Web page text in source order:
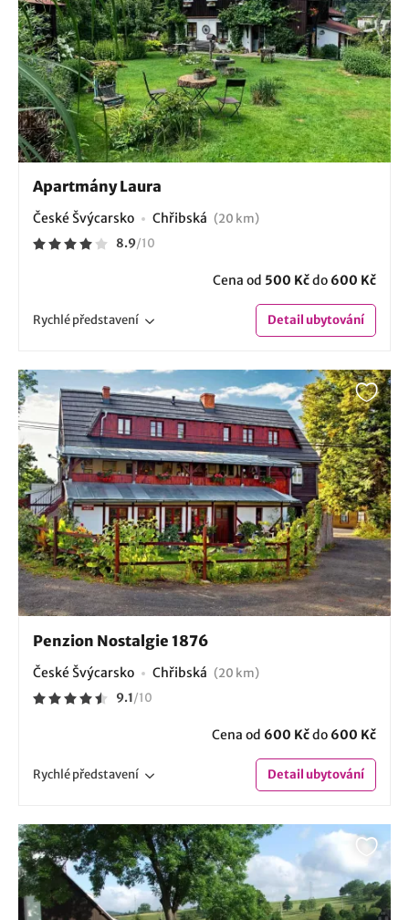
Apartmány Laura
České Švýcarsko Chřibská (20 km)
8.9/10
Cena od 500 Kčdo 600 Kč
Rychlépředstavení Detailubytování
Penzion Nostalgie 1876
České Švýcarsko Chřibská (20 km)
9.1/10
Cena od 600 Kčdo 600 Kč
Rychlépředstavení Detailubytování